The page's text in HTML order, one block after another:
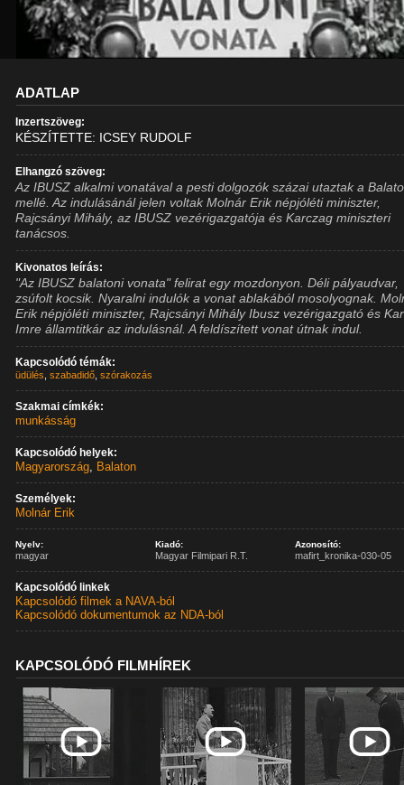
ADATLAP
Inzertszöveg:
KÉSZÍTETTE: ICSEY RUDOLF
Elhangzó szöveg:
Az IBUSZ alkalmi vonatával a pesti dolgozók százai utaztak a
mellé. Az indulásánál jelen voltak Molnár Erik népjóléti miniszter,
Rajcsányi Mihály, az IBUSZ vezérigazgatója és Karczag miniszteri
tanácsos.
Kivonatos leírás:
"Az IBUSZ balatoni vonata" felirat egy mozdonyon. Déli pályaudvar,
zsúfolt kocsik. Nyaralni indulók a vonat ablakából mosolyognak.
Erik népjóléti miniszter, Rajcsányi Mihály Ibusz vezérigazgató és
Imre államtitkár az indulásnál. A feldíszített vonat útnak indul.
Kapcsolódó témák:
üdülés ,szabadidő ,szórakozás
Szakmai címkék:
munkásság
Kapcsolódó helyek:
Magyarország, Balaton
Személyek:
Molnár Erik
Nyelv:
magyar
Kiadó:
Magyar Filmipari R.T.
Azonosító:
mafirt_kronika-030-05
Kapcsolódó linkek
Kapcsolódó filmek a NAVA-ból
Kapcsolódó dokumentumok az NDA-ból
KAPCSOLÓDÓ FILMHÍREK